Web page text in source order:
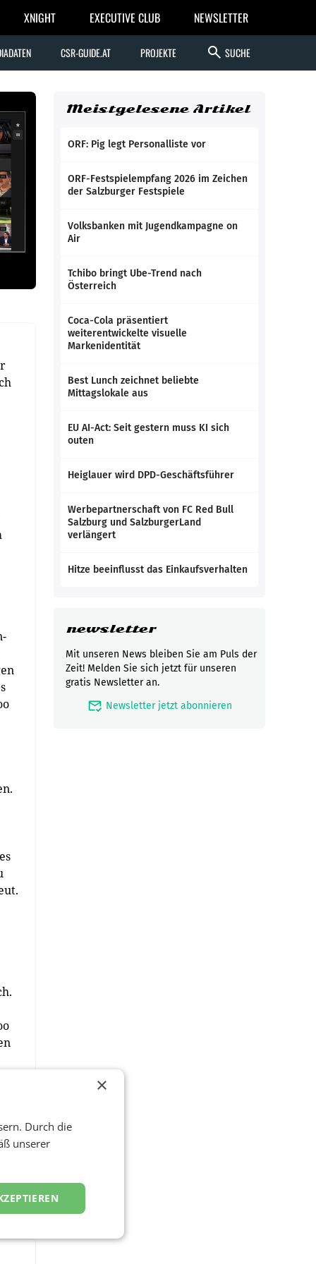
XNIGHT EXECUTIVE CLUB NEWSLETTER
CSR-GUIDE.AT PROJEKTE search SUCHE
Meistgelesene Artikel
ORF: Pig legt Personalliste vor
ORF-Festspielempfang 2026 im Zeichen
der Salzburger Festspiele
Volksbanken mit Jugendkampagne on
Air
Tchibo bringt Ube-Trend nach
Österreich
Coca-Cola präsentiert
weiterentwickelte visuelle
Markenidentität
Best Lunch zeichnet beliebte
Mittagslokale aus
EU AI-Act: Seit gestern muss KI sich
outen
Heiglauer wird DPD-Geschäftsführer
Werbepartnerschaft von FC Red Bull
Salzburg und SalzburgerLand
verlängert
Hitze beeinflusst das Einkaufsverhalten
newsletter
Mit unseren News bleiben Sie am Puls der
Zeit! Melden Sie sich jetzt für unseren
gratis Newsletter an.
mark_email_read Newsletter jetzt abonnieren
×
Durch die
unserer